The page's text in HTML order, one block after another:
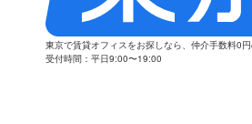
東京で賃貸オフィスをお探しなら、仲介手数料0
受付時間：平日9:00〜19:00